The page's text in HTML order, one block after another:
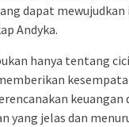
dapat
Andyka.
hanya tentang
keuangan
yang jelas dan